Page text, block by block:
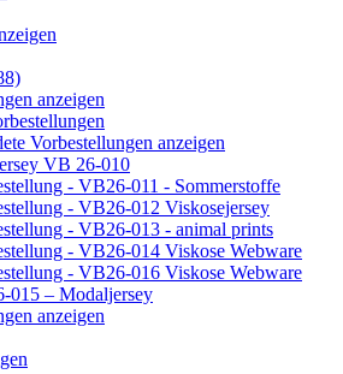
anzeigen
Vorbestellungen anzeigen
VB 26-010
- VB26-011 - Sommerstoffe
- VB26-012 Viskosejersey
- VB26-013 - animal prints
- VB26-014 Viskose Webware
- VB26-016 Viskose Webware
015 – Modaljersey
anzeigen